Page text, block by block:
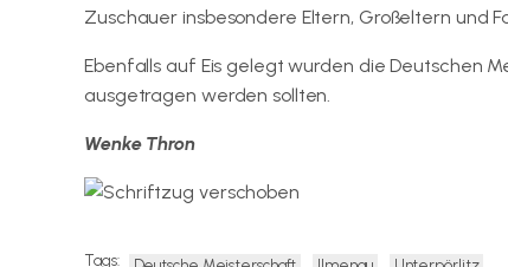
Zuschauer insbesondere Eltern, Großeltern und
Ebenfalls auf Eis gelegt wurden die Deutschen
ausgetragen werden sollten.
Wenke Thron
Tags: